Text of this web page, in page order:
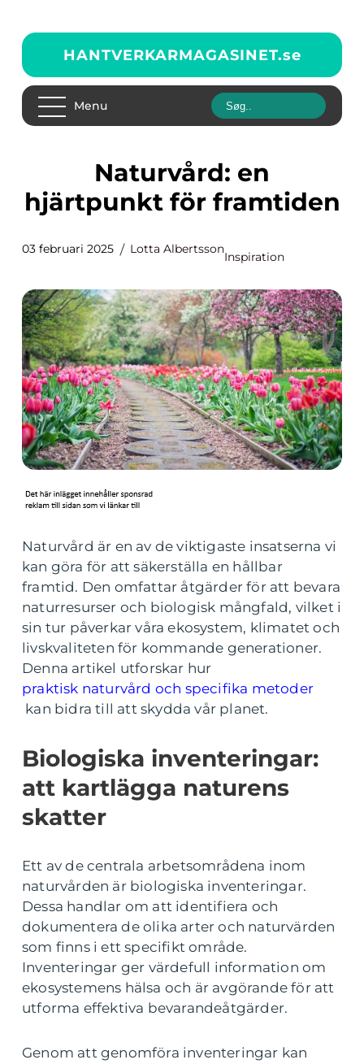
HANTVERKARMAGASINET.se
Menu
Naturvård: en
hjärtpunkt för framtiden
03 februari 2025 Lotta Albertsson
Inspiration
Naturvård är en av de viktigaste insatserna vi
kan göra för att säkerställa en hållbar
framtid. Den omfattar åtgärder för att bevara
naturresurser och biologisk mångfald, vilket i
sin tur påverkar våra ekosystem, klimatet och
livskvaliteten för kommande generationer.
Denna artikel utforskar hur
praktisk naturvård och specifika metoder
kan bidra till att skydda vår planet.
Biologiska inventeringar:
att kartlägga naturens
skatter
Ett av de centrala arbetsområdena inom
naturvården är biologiska inventeringar.
Dessa handlar om att identifiera och
dokumentera de olika arter och naturvärden
som finns i ett specifikt område.
Inventeringar ger värdefull information om
ekosystemens hälsa och är avgörande för att
utforma effektiva bevarandeåtgärder.
Genom att genomföra inventeringar kan